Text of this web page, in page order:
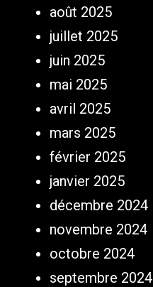
août 2025
juillet 2025
juin 2025
mai 2025
avril 2025
mars 2025
février 2025
janvier 2025
décembre 2024
novembre 2024
octobre 2024
septembre 2024